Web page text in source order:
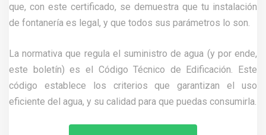
que, con este certificado, se demuestra que tu instalación
de fontanería es legal, y que todos sus parámetros lo son.
La normativa que regula el suministro de agua (y por ende,
este boletín) es el Código Técnico de Edificación. Este
código establece los criterios que garantizan el uso
eficiente del agua, y su calidad para que puedas consumirla.